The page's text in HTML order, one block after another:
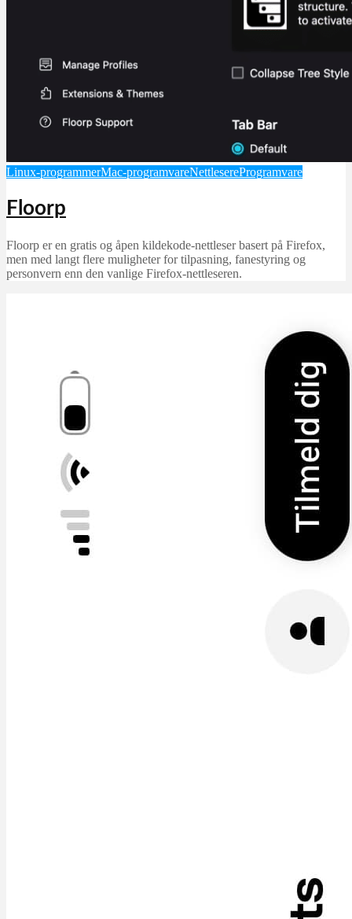
Linux-programmerMac-programvareNettlesereProgramvare
Floorp
Floorp er en gratis og åpen kildekode-nettleser basert på Firefox,
men med langt flere muligheter for tilpasning, fanestyring og
personvern enn den vanlige Firefox-nettleseren.